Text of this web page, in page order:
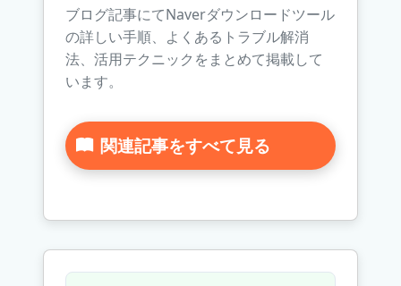
やアプリを閉じる 4) PCを使用して
ダウンロードする 5) ブラウザを最
新版に更新する、などをお試しくだ
さい。
ブログ記事にてNaverダウンロードツール
の詳しい手順、よくあるトラブル解消
法、活用テクニックをまとめて掲載して
います。
関連記事をすべて見る